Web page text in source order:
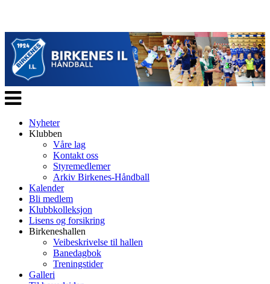
Veksle
navigasjon
Nyheter
Klubben
Våre lag
Kontakt oss
Styremedlemer
Arkiv Birkenes-Håndball
Kalender
Bli medlem
Klubbkolleksjon
Lisens og forsikring
Birkeneshallen
Veibeskrivelse til hallen
Banedagbok
Treningstider
Galleri